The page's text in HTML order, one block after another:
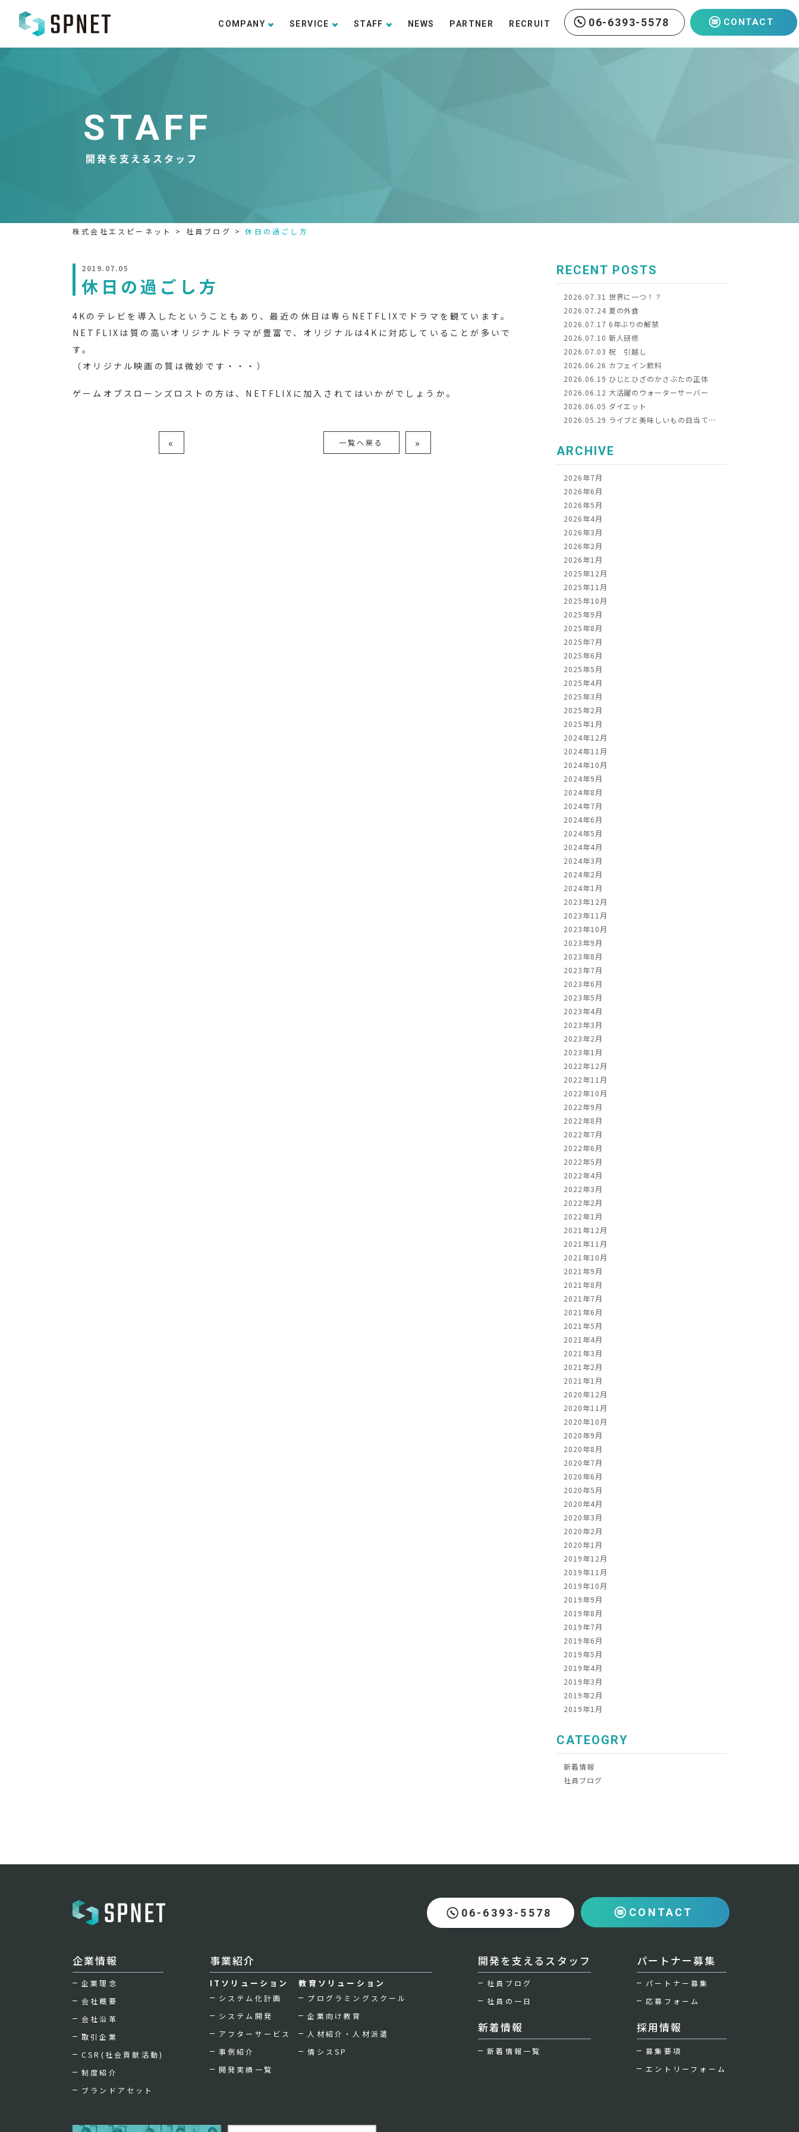
COMPANY SERVICE STAFF NEWS PARTNER RECRUIT 06-6393-5578 CONTACT
STAFF
開発を支えるスタッフ
株式会社エスピーネット > 社員ブログ >休日の過ごし方
2019.07.05
休日の過ごし方
4Kのテレビを導入したということもあり、最近の休日は専らNETFLIXでドラマを観ています。
NETFLIXは質の高いオリジナルドラマが豊富で、オリジナルは4Kに対応していることが多いで
す。
（オリジナル映画の質は微妙です・・・）
ゲームオブスローンズロストの方は、NETFLIXに加入されてはいかがでしょうか。
« 一覧へ戻る »
RECENT POSTS
2026.07.31 世界に一つ！？
2026.07.24 夏の外食
2026.07.17 6年ぶりの解禁
2026.07.10 新人研修
2026.07.03 祝 引越し
2026.06.26 カフェイン飲料
2026.06.19 ひじとひざのかさぶたの正体
2026.06.12 大活躍のウォーターサーバー
2026.06.05 ダイエット
2026.05.29 ライブと美味しいもの目当てに京都へ
ARCHIVE
2026年7月
2026年6月
2026年5月
2026年4月
2026年3月
2026年2月
2026年1月
2025年12月
2025年11月
2025年10月
2025年9月
2025年8月
2025年7月
2025年6月
2025年5月
2025年4月
2025年3月
2025年2月
2025年1月
2024年12月
2024年11月
2024年10月
2024年9月
2024年8月
2024年7月
2024年6月
2024年5月
2024年4月
2024年3月
2024年2月
2024年1月
2023年12月
2023年11月
2023年10月
2023年9月
2023年8月
2023年7月
2023年6月
2023年5月
2023年4月
2023年3月
2023年2月
2023年1月
2022年12月
2022年11月
2022年10月
2022年9月
2022年8月
2022年7月
2022年6月
2022年5月
2022年4月
2022年3月
2022年2月
2022年1月
2021年12月
2021年11月
2021年10月
2021年9月
2021年8月
2021年7月
2021年6月
2021年5月
2021年4月
2021年3月
2021年2月
2021年1月
2020年12月
2020年11月
2020年10月
2020年9月
2020年8月
2020年7月
2020年6月
2020年5月
2020年4月
2020年3月
2020年2月
2020年1月
2019年12月
2019年11月
2019年10月
2019年9月
2019年8月
2019年7月
2019年6月
2019年5月
2019年4月
2019年3月
2019年2月
2019年1月
CATEOGRY
新着情報
社員ブログ
06-6393-5578 CONTACT
企業情報
企業理念
会社概要
会社沿革
取引企業
CSR(社会貢献活動)
制度紹介
ブランドアセット
事業紹介
ITソリューション 教育ソリューション
システム化計画
プログラミングスクール
システム開発
企業向け教育
アフターサービス
人材紹介・人材派遣
事例紹介
情シスSP
開発実績一覧
開発を支えるスタッフ
社員ブログ
社員の一日
新着情報
新着情報一覧
パートナー募集
パートナー募集
応募フォーム
採用情報
募集要項
エントリーフォーム